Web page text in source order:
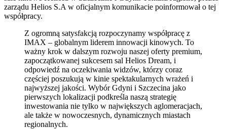
zarządu Helios S.A w oficjalnym komunikacie poinformował o tej
współpracy.
Z ogromną satysfakcją rozpoczynamy współpracę z
IMAX – globalnym liderem innowacji kinowych. To
ważny krok w dalszym rozwoju naszej oferty premium,
zapoczątkowanej sukcesem sal Helios Dream, i
odpowiedź na oczekiwania widzów, którzy coraz
częściej poszukują w kinie spektakularnych wrażeń i
najwyższej jakości. Wybór Gdyni i Szczecina jako
pierwszych lokalizacji podkreśla naszą strategię
inwestowania nie tylko w największych aglomeracjach,
ale także w nowoczesnych, dynamicznych miastach
regionalnych.